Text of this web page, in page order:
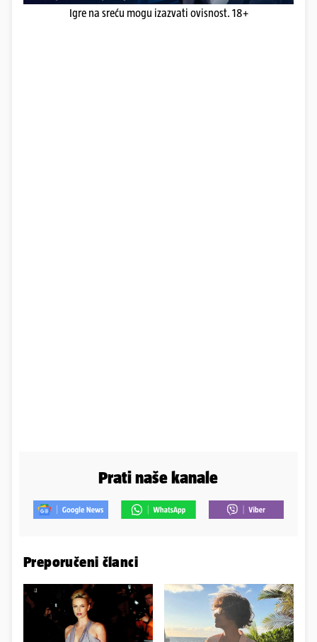
Igre na sreću mogu izazvati ovisnost. 18+
Prati naše kanale
Preporučeni članci